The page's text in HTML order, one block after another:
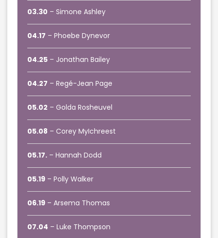
03.30 – Simone Ashley
04.17 – Phoebe Dynevor
04.25 – Jonathan Bailey
04.27 – Regé-Jean Page
05.02 – Golda Rosheuvel
05.08 – Corey MyIchreest
05.17. – Hannah Dodd
05.19 – Polly Walker
06.19 – Arsema Thomas
07.04 – Luke Thompson